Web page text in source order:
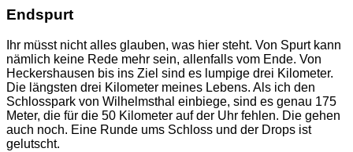
Endspurt
Ihr müsst nicht alles glauben, was hier steht. Von Spurt kann
nämlich keine Rede mehr sein, allenfalls vom Ende. Von
Heckershausen bis ins Ziel sind es lumpige drei Kilometer.
Die längsten drei Kilometer meines Lebens. Als ich den
Schlosspark von Wilhelmsthal einbiege, sind es genau 175
Meter, die für die 50 Kilometer auf der Uhr fehlen. Die gehen
auch noch. Eine Runde ums Schloss und der Drops ist
gelutscht.